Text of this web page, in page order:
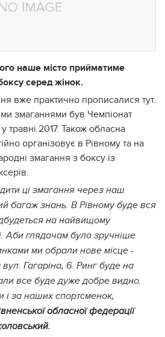
наше місто прийматиме
серед жінок.
вже практично прописалися тут.
змаганнями був Чемпіонат
травні 2017. Також обласна
організовує в Рівному та на
змагання з боксу із
ці змагання через наш
багаж знань. В Рівному буде вся
на найвищому
Аби глядачам було зручніше
ми обрали нове місце -
Гагаріна, 6. Ринг буде на
все буде дуже добре видно.
і за наших спортсменок,
обласної федерації